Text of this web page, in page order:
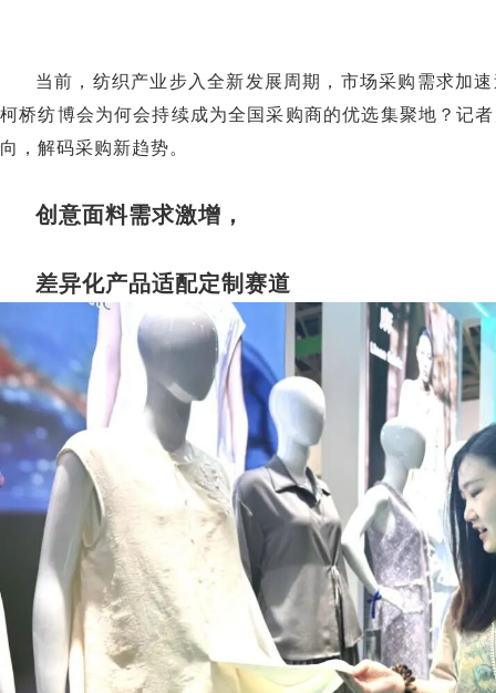
当前，纺织产业步入全新发展周期，市场采购需求加
柯桥纺博会为何会持续成为全国采购商的优选集聚地？记
向，解码采购新趋势。
创意面料需求激增，
差异化产品适配定制赛道